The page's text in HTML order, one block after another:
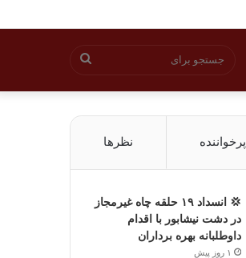
پرخواننده نظرها
💢 انسداد ۱۹ حلقه چاه غیرمجاز
در دشت نیشابور با اقدام
داوطلبانه بهره برداران
۱ روز پیش